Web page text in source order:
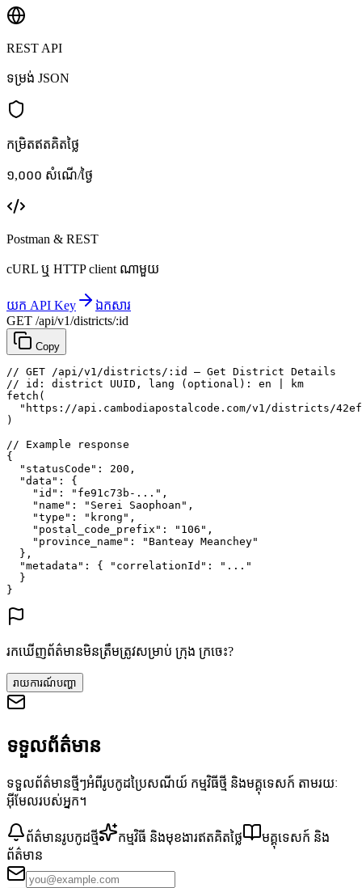
REST API
ទម្រង់ JSON
កម្រិតឥតគិតថ្លៃ
១,០០០ សំណើ/ថ្ងៃ
Postman & REST
cURL ឬ HTTP client ណាមួយ
យក API Key
ឯកសារ
GET /api/v1/districts/:id
Copy
// GET /api/v1/districts/:id — Get District Details
// id: district UUID, lang (optional): en | km
fetch (
"https://api.cambodiapostalcode.com/v1/districts/
)
// Example response
{
"statusCode" : 200 ,
"data" : {
"id" : "fe91c73b-..." ,
"name" : "Serei Saophoan" ,
"type" : "krong" ,
"postal_code_prefix" : "106" ,
"province_name" :
"Banteay Meanchey"
},
"metadata" : { "correlationId" :
"..."
}
}
រកឃើញព័ត៌មានមិនត្រឹមត្រូវសម្រាប់ ក្រុង ក្រចេះ?
រាយការណ៍បញ្ហា
ទទួលព័ត៌មាន
ទទួលព័ត៌មានថ្មីៗអំពីរូបកូដប្រៃសណីយ៍ កម្មវិធីថ្មី និងមគ្គុទេសក៍ តាមរយៈ
អ៊ីមែលរបស់អ្នក។
ព័ត៌មានរូបកូដថ្មី កម្មវិធី និងមុខងារឥតគិតថ្លៃ
មគ្គុទេសក៍ និង
ព័ត៌មាន